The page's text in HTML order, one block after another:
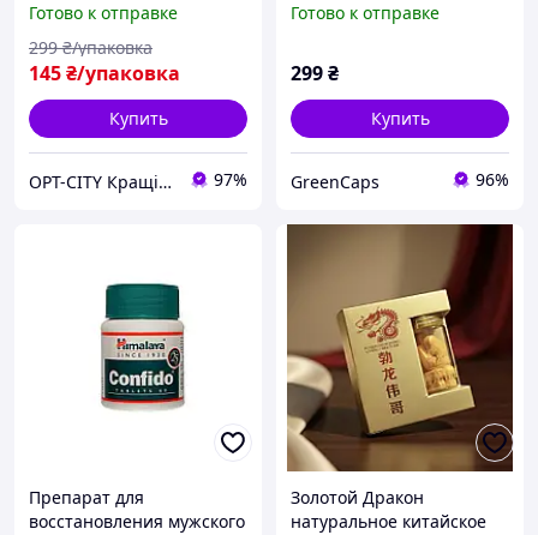
поддержка энергии
выносливости
природный комплекс city-
5045
Готово к отправке
145₴/упаковка
299 ₴/упаковка
Купить
OPT-CITY Кращі ціни в інтернеті 97%
Готово к отправке
299₴
Купить
GreenCaps 96%
Препарат для
восстановления мужского
Золотой Дракон
натуральное китайское